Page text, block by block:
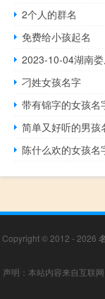
2个人的群名
免费给小孩起名
2023-10-04湖南
刁姓女孩名字
带有锦字的女孩名
简单又好听的男孩
陈什么欢的女孩名
Copyright © 2012 - 2026
声明：本站内容来自互联